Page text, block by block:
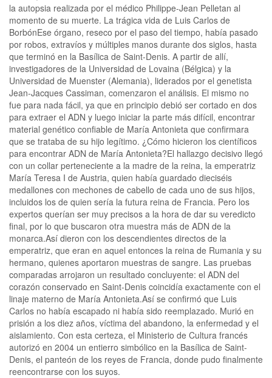
la autopsia realizada por el médico Philippe-Jean Pelletan al
momento de su muerte. La trágica vida de Luis Carlos de
BorbónEse órgano, reseco por el paso del tiempo, había pasado
por robos, extravíos y múltiples manos durante dos siglos, hasta
que terminó en la Basílica de Saint-Denis. A partir de allí,
investigadores de la Universidad de Lovaina (Bélgica) y la
Universidad de Muenster (Alemania), liderados por el genetista
Jean-Jacques Cassiman, comenzaron el análisis. El mismo no
fue para nada fácil, ya que en principio debió ser cortado en dos
para extraer el ADN y luego iniciar la parte más difícil, encontrar
material genético confiable de María Antonieta que confirmara
que se trataba de su hijo legítimo. ¿Cómo hicieron los científicos
para encontrar ADN de María Antonieta?El hallazgo decisivo llegó
con un collar perteneciente a la madre de la reina, la emperatriz
María Teresa I de Austria, quien había guardado dieciséis
medallones con mechones de cabello de cada uno de sus hijos,
incluidos los de quien sería la futura reina de Francia. Pero los
expertos querían ser muy precisos a la hora de dar su veredicto
final, por lo que buscaron otra muestra más de ADN de la
monarca.Así dieron con los descendientes directos de la
emperatriz, que eran en aquel entonces la reina de Rumania y su
hermano, quienes aportaron muestras de sangre. Las pruebas
comparadas arrojaron un resultado concluyente: el ADN del
corazón conservado en Saint-Denis coincidía exactamente con el
linaje materno de María Antonieta.Así se confirmó que Luis
Carlos no había escapado ni había sido reemplazado. Murió en
prisión a los diez años, víctima del abandono, la enfermedad y el
aislamiento. Con esta certeza, el Ministerio de Cultura francés
autorizó en 2004 un entierro simbólico en la Basílica de Saint-
Denis, el panteón de los reyes de Francia, donde pudo finalmente
reencontrarse con los suyos.